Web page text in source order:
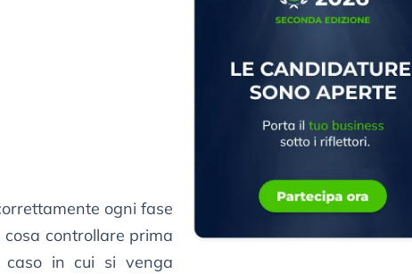
ogni fase
controllare prima
caso in cui si venga